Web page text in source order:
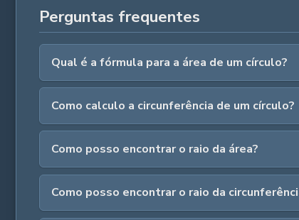
Perguntas frequentes
Qual é a fórmula para a área de um círculo?
Como calculo a circunferência de um círculo?
Como posso encontrar o raio da área?
Como posso encontrar o raio da